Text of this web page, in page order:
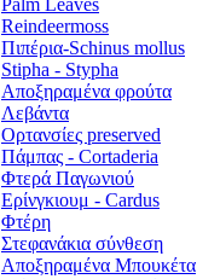
Palm Leaves
Reindeermoss
Πιπέρια-Schinus mollus
Stipha - Stypha
Αποξηραμένα φρούτα
Λεβάντα
Ορτανσίες preserved
Πάμπας - Cortaderia
Φτερά Παγωνιού
Ερίνγκιουμ - Cardus
Φτέρη
Στεφανάκια σύνθεση
Αποξηραμένα Μπουκέτα